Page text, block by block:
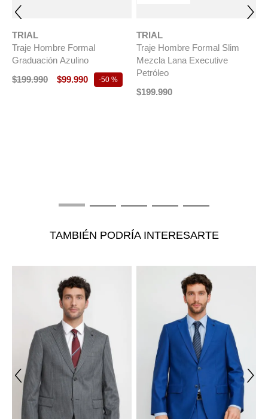
TRIAL
Traje Hombre Formal
Graduación Azulino
$199.990 $99.990 -50 %
TRIAL
Traje Hombre Formal Slim
Mezcla Lana Executive
Petróleo
$199.990
TAMBIÉN PODRÍA INTERESARTE